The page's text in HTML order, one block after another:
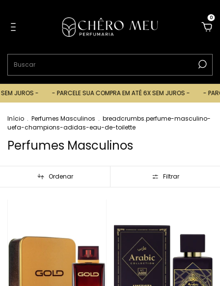
0
JUROS - - PARCELE SUA COMPRA EM ATÉ 6X SEM JUROS - -
Início . Perfumes Masculinos . breadcrumbs.perfume-masculino-
uefa-champions-adidas-eau-de-toilette
Perfumes Masculinos
Ordenar Filtrar